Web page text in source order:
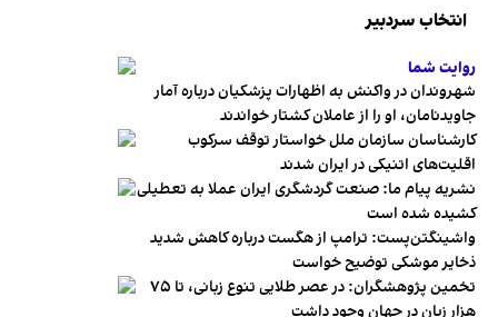
انتخاب سردبیر
روایت شما
شهروندان در واکنش به اظهارات پزشکیان درباره آمار
جاویدنامان، او را از عاملان کشتار خواندند
کارشناسان سازمان ملل خواستار توقف سرکوب
اقلیت‌های اتنیکی در ایران شدند
نشریه پیام ما: صنعت گردشگری ایران عملا به تعطیلی
کشیده شده است
واشینگتن‌پست: ترامپ از هگست درباره کاهش شدید
ذخایر موشکی توضیح خواست
تخمین پژوهشگران: در عصر طلایی تنوع زبانی، تا ۷۵